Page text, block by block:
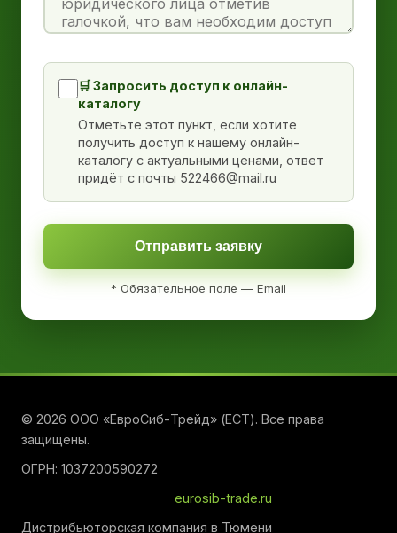
🛒 Запросить доступ к онлайн-
каталогу
Отметьте этот пункт, если хотите
получить доступ к нашему онлайн-
каталогу с актуальными ценами, ответ
придёт с почты 522466@mail.ru
Отправить заявку
* Обязательное поле — Email
© 2026 ООО «ЕвроСиб-Трейд» (ЕСТ). Все права
защищены.
ОГРН: 1037200590272
eurosib-trade.ru
Дистрибьюторская компания в Тюмени